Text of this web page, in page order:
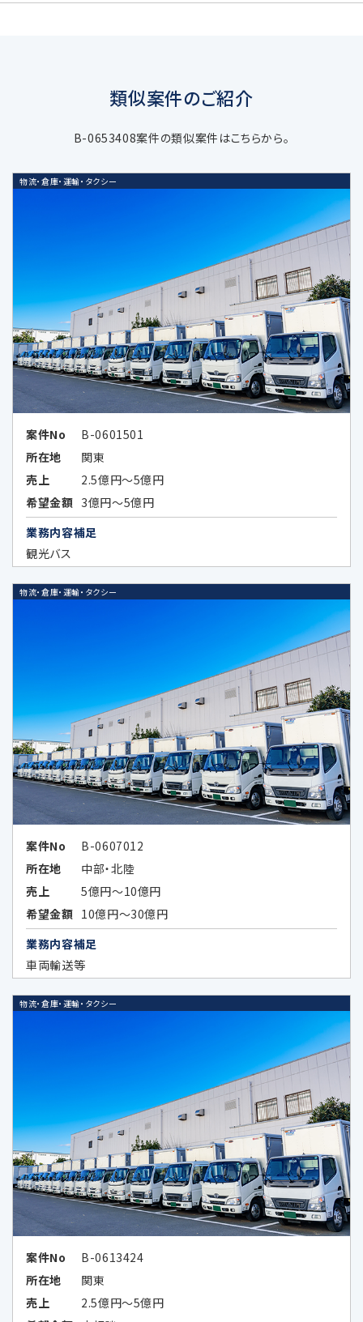
ー業務などの当社サービスに関する業務
上記業務に関連する当社及び当社業務
提携会社のサービスのご案内、社内にお
ける調査・研究資料作成のため
当社の採用選考活動のため
当社又は第三者の商品・サービスに関す
る広告、メールマガジン等、各種ご案内の
ため
わせた広告情報等の表示、メールマガジ
ン等、各種ご案内のため
上記各目的に関連する市場分析、マーケ
ティングのため
方法等により特定の個人を識別できない
形式に加工したデータまたは統計情報
工したデータまたは統計データの第三者
4.個人情報の第三者提供の制限
次の場合を除いてお客様の個人情報を第三者
に開示又は提供することはありません。
お客様ご本人が同意されている場合
法令などの定めにより開示が必要な場
合
当社が第三者に本ポリシーに定める利
用目的の達成に必要な範囲内において
個人データの取扱いの全部又は一部を
め秘密保持の義務を負わせている場合
データのハッシュ化、統計化の方法等に
より特定の個人を識別できない形式に加
工したデータまたは統計情報（統計デー
タ）として提供する場合
次条に定める外国にある第三者に提供
する場合
その他法令の規定により個人情報の第三
者提供が認められている場合
5.外国にある第三者への提供
類似案件のご紹介
B-0653408案件の類似案件はこちらから。
物流・倉庫・運輸・タクシー
案件No
B-0601501
所在地
関東
売上
2.5億円～5億円
希望金額 3億円～5億円
業務内容補足
観光バス
物流・倉庫・運輸・タクシー
案件No
B-0607012
所在地
中部・北陸
売上
5億円～10億円
希望金額 10億円～30億円
業務内容補足
車両輸送等
物流・倉庫・運輸・タクシー
案件No
B-0613424
所在地
関東
売上
2.5億円～5億円